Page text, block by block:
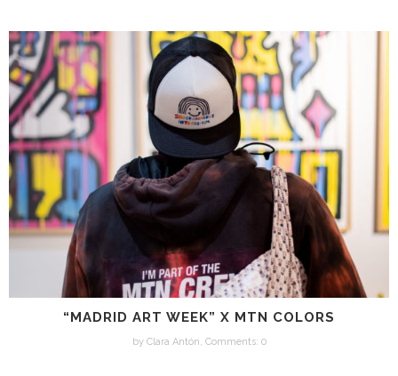
“MADRID ART WEEK” X MTN COLORS
by Clara Antón, Comments: 0